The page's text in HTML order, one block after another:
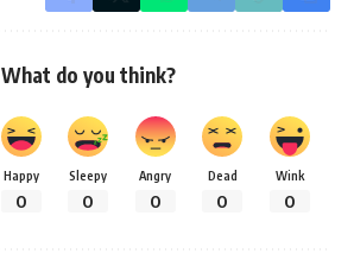
What do you think?
Happy
0
Sleepy
0
Angry
0
Dead
0
Wink
0